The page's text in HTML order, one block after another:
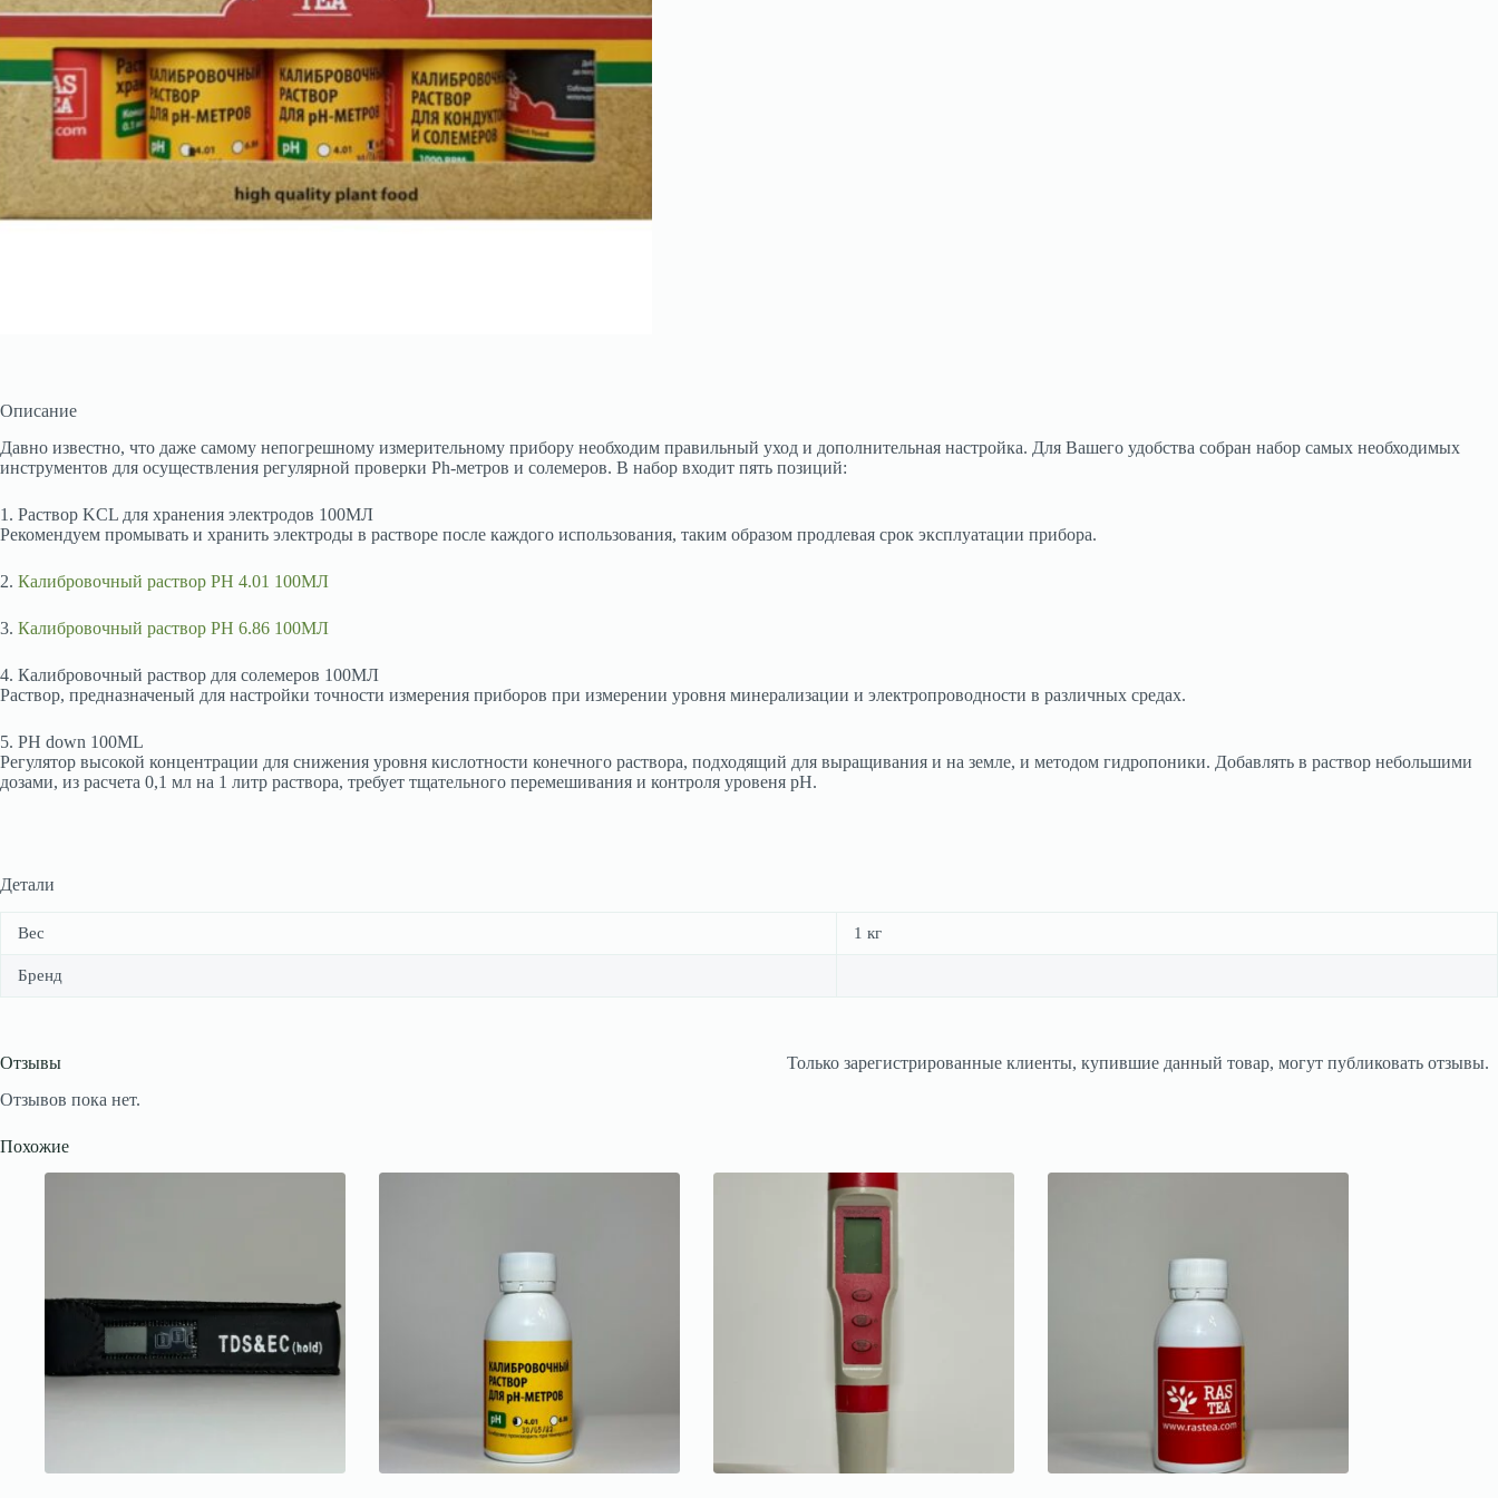
Описание
Давно известно, что даже самому непогрешному измерительному прибору необходим правильный уход и дополнительная настройка. Для Вашего удобства собран набор самых необходимых
инструментов для осуществления регулярной проверки Ph-метров и солемеров. В набор входит пять позиций:
1. Раствор KCL для хранения электродов 100МЛ
Рекомендуем промывать и хранить электроды в растворе после каждого использования, таким образом продлевая срок эксплуатации прибора.
2. Калибровочный раствор PH 4.01 100МЛ
3. Калибровочный раствор PH 6.86 100МЛ
4. Калибровочный раствор для солемеров 100МЛ
Раствор, предназначеный для настройки точности измерения приборов при измерении уровня минерализации и электропроводности в различных средах.
5. PH down 100ML
Регулятор высокой концентрации для снижения уровня кислотности конечного раствора, подходящий для выращивания и на земле, и методом гидропоники. Добавлять в раствор небольшими
дозами, из расчета 0,1 мл на 1 литр раствора, требует тщательного перемешивания и контроля уровеня pH.
Детали
Вес 1 кг
Бренд
Отзывы
Отзывов пока нет.
Только зарегистрированные клиенты, купившие данный товар, могут публиковать отзывы.
Похожие